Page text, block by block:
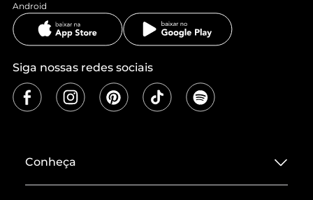
Android
Siga nossas redes sociais
Conheça